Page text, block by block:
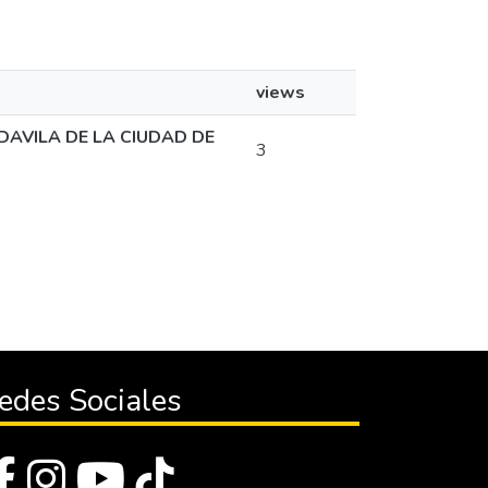
views
DE LA CIUDAD DE
3
Sociales